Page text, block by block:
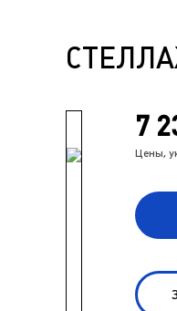
7
Цены,